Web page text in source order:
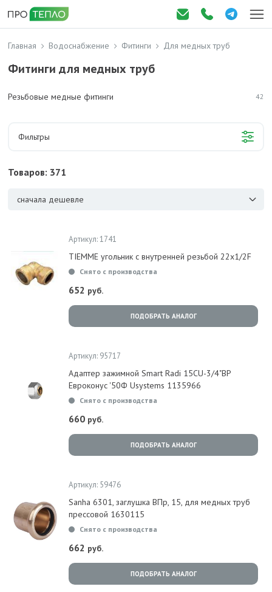
Главная Водоснабжение Фитинги Для медных труб
Фитинги для медных труб
Резьбовые медные фитинги 42
Фильтры
Товаров: 371
сначала дешевле
Артикул: 1741
TIEMME угольник с внутренней резьбой 22x1/2F
Снято с производства
652 руб.
ПОДОБРАТЬ АНАЛОГ
Артикул: 95717
Адаптер зажимной Smart Radi 15CU-3/4"ВР
Евроконус '50Ф Usystems 1135966
Снято с производства
660 руб.
ПОДОБРАТЬ АНАЛОГ
Артикул: 59476
Sanha 6301, заглушка ВПр, 15, для медных труб
прессовой 1630115
Снято с производства
662 руб.
ПОДОБРАТЬ АНАЛОГ